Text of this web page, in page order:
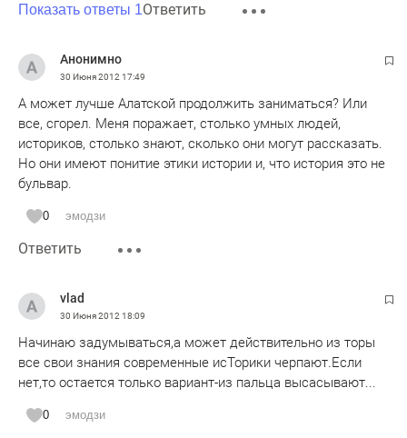
Показать ответы 1Ответить
Анонимно
30 Июня 2012 17:49
А может лучше Алатской продолжить заниматься? Или
все, сгорел. Меня поражает, столько умных людей,
историков, столько знают, сколько они могут рассказать.
Но они имеют понитие этики истории и, что история это не
бульвар.
0 эмодзи
Ответить
vlad
30 Июня 2012 18:09
Начинаю задумываться,а может действительно из торы
все свои знания современные исТорики черпают.Если
нет,то остается только вариант-из пальца высасывают...
0 эмодзи